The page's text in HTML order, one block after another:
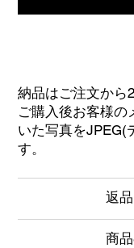
納品はご注文から
ご購入後お客様の
いた写真をJPEG(
す。
返
商